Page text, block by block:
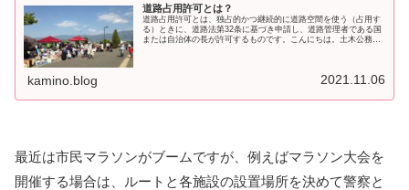
道路占用許可とは？
道路占用許可とは、独占的かつ継続的に道路空間を使う（占用す
る）ときに、道路法第32条に基づき申請し、道路管理者である国
または自治体の長が許可するものです。こんにちは。土木公務員
kamino.blog 2021.11.06
最近は市民マラソンがブームですが、例えばマラソン大会を
開催する場合は、ルートと各施設の設置場所を決めて警察と